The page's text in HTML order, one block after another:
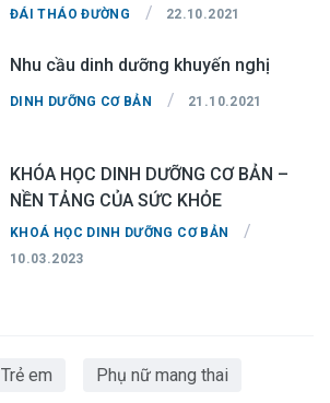
ĐÁI THÁO ĐƯỜNG / 22.10.2021
Nhu cầu dinh dưỡng khuyến nghị
DINH DƯỠNG CƠ BẢN / 21.10.2021
KHÓA HỌC DINH DƯỠNG CƠ BẢN –
NỀN TẢNG CỦA SỨC KHỎE
KHOÁ HỌC DINH DƯỠNG CƠ BẢN /
10.03.2023
Trẻ em Phụ nữ mang thai